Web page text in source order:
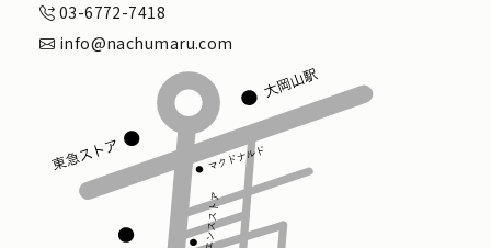
03-6772-7418
info@nachumaru.com